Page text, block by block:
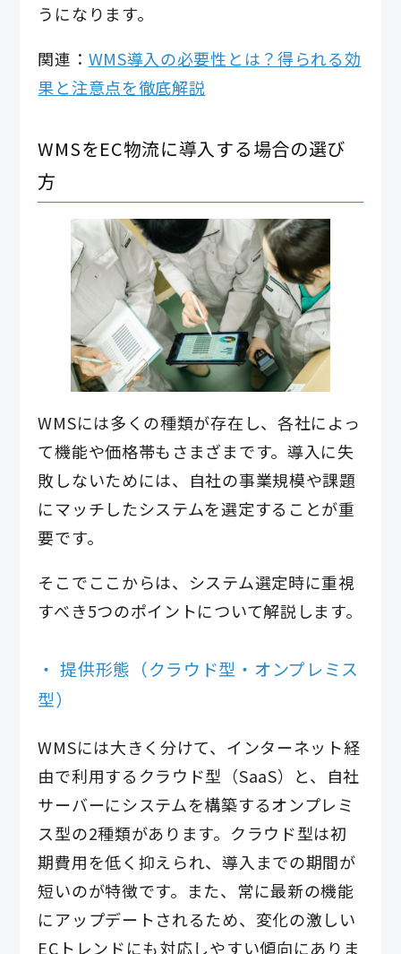
うになります。
関連： WMS導入の必要性とは？得られる効
果と注意点を徹底解説
WMSをEC物流に導入する場合の選び
方
WMSには多くの種類が存在し、各社によっ
て機能や価格帯もさまざまです。導入に失
敗しないためには、自社の事業規模や課題
にマッチしたシステムを選定することが重
要です。
そこでここからは、システム選定時に重視
すべき5つのポイントについて解説します。
提供形態（クラウド型・オンプレミス
型）
WMSには大きく分けて、インターネット経
由で利用するクラウド型（SaaS）と、自社
サーバーにシステムを構築するオンプレミ
ス型の2種類があります。クラウド型は初
期費用を低く抑えられ、導入までの期間が
短いのが特徴です。また、常に最新の機能
にアップデートされるため、変化の激しい
ECトレンドにも対応しやすい傾向にありま